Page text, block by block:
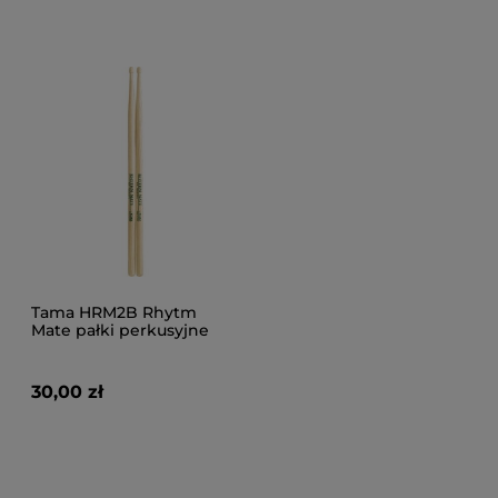
Tama HRM2B Rhytm
Mate pałki perkusyjne
30,00 zł